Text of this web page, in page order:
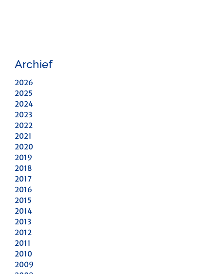
Archief
2026
2025
2024
2023
2022
2021
2020
2019
2018
2017
2016
2015
2014
2013
2012
2011
2010
2009